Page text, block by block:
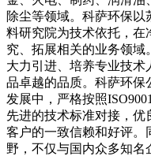
除尘等领域。科萨环保
料研究院为技术依托，在
究、拓展相关的业务领域
大力引进、培养专业技
品卓越的品质。科萨环保
发展中，严格按照
先进的技术标准对接，
客户的一致信赖和好评。
野，不仅与国内众多知名